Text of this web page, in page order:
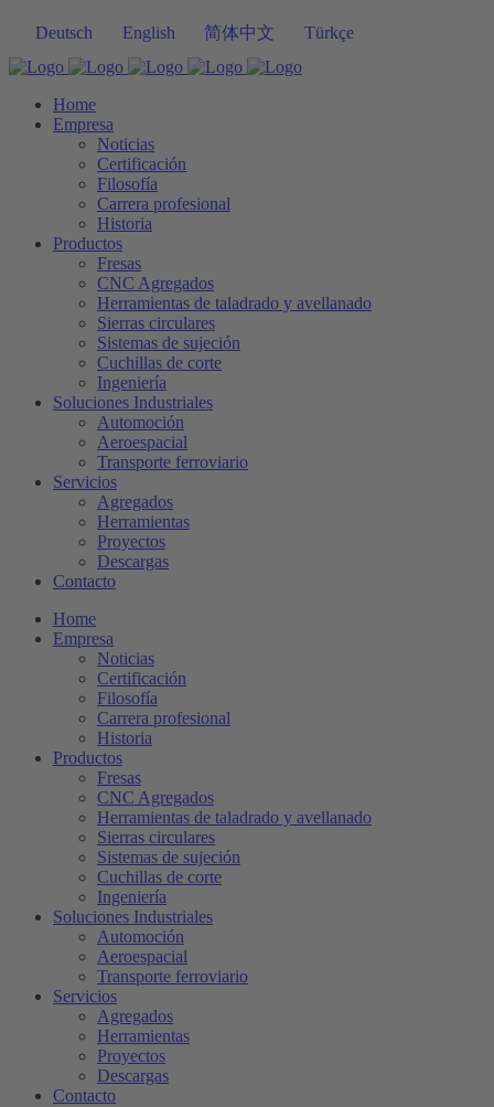
Deutsch English 简体中文 Türkçe
Home
Empresa
Noticias
Certificación
Filosofía
Carrera profesional
Historia
Productos
Fresas
CNC Agregados
Herramientas de taladrado y avellanado
Sierras circulares
Sistemas de sujeción
Cuchillas de corte
Ingeniería
Soluciones Industriales
Automoción
Aeroespacial
Transporte ferroviario
Servicios
Agregados
Herramientas
Proyectos
Descargas
Contacto
Home
Empresa
Noticias
Certificación
Filosofía
Carrera profesional
Historia
Productos
Fresas
CNC Agregados
Herramientas de taladrado y avellanado
Sierras circulares
Sistemas de sujeción
Cuchillas de corte
Ingeniería
Soluciones Industriales
Automoción
Aeroespacial
Transporte ferroviario
Servicios
Agregados
Herramientas
Proyectos
Descargas
Contacto